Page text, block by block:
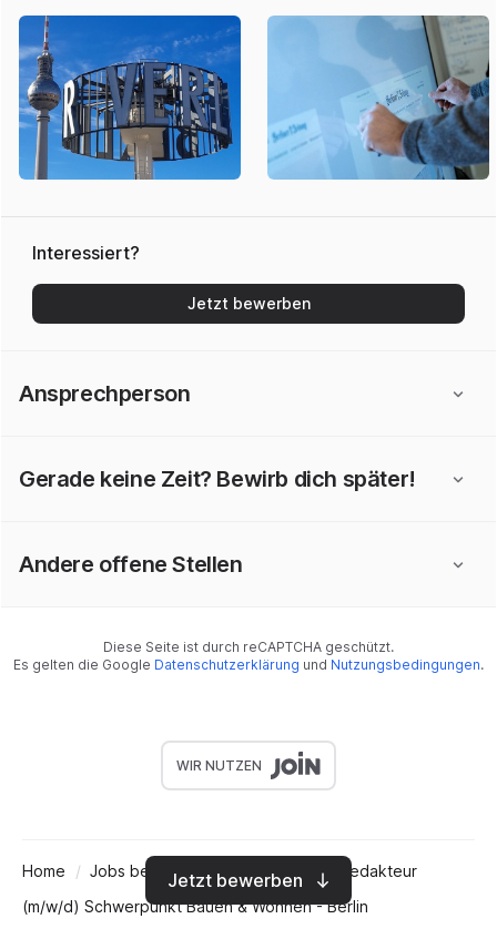
Jetzt bewerben
Interessiert?
Jetzt bewerben
Ansprechperson
Gerade keine Zeit? Bewirb dich später!
Andere offene Stellen
Diese Seite ist durch reCAPTCHA geschützt.
Es gelten die Google Datenschutzerklärung und Nutzungsbedingungen.
WIR NUTZEN
Home Jobs bei Berliner Verlag GmbH
Redakteur
(m/w/d) Schwerpunkt Bauen & Wohnen - Berlin